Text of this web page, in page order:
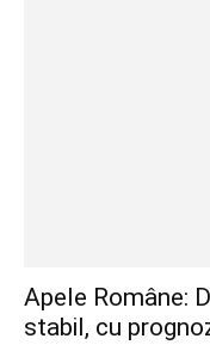
Apele Române:
stabil, cu